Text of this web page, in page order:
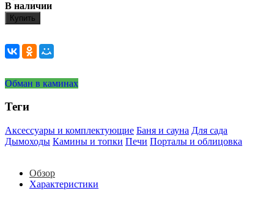
В наличии
Купить
Обман в каминах
Теги
Аксессуары и комплектующие Баня и сауна Для сада
Дымоходы Камины и топки Печи Порталы и облицовка
Обзор
Характеристики